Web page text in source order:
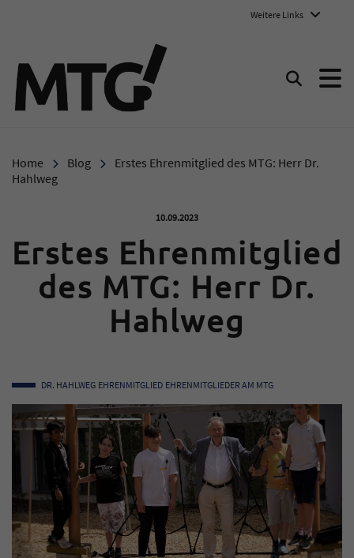
Weitere Links
Suchen
Home Blog
Erstes Ehrenmitglied des MTG: Herr Dr.
Hahlweg
Veröffentlicht am:
10.09.2023
Erstes Ehrenmitglied
des MTG: Herr Dr.
Hahlweg
DR. HAHLWEG EHRENMITGLIED EHRENMITGLIEDER AM MTG